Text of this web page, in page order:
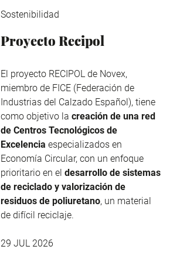
Sostenibilidad
Proyecto Recipol
El proyecto RECIPOL de Novex,
miembro de FICE (Federación de
Industrias del Calzado Español), tiene
como objetivo la creación de una red
de Centros Tecnológicos de
Excelencia especializados en
Economía Circular, con un enfoque
prioritario en el desarrollo de sistemas
de reciclado y valorización de
residuos de poliuretano, un material
de difícil reciclaje.
29 JUL 2026